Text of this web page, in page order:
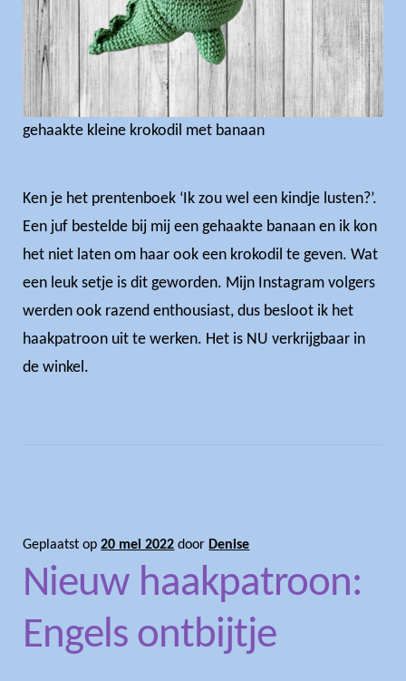
gehaakte kleine krokodil met banaan
Ken je het prentenboek ‘Ik zou wel een kindje lusten?’.
Een juf bestelde bij mij een gehaakte banaan en ik kon
het niet laten om haar ook een krokodil te geven. Wat
een leuk setje is dit geworden. Mijn Instagram volgers
werden ook razend enthousiast, dus besloot ik het
haakpatroon uit te werken. Het is NU verkrijgbaar in
de winkel.
Geplaatst op20 mei 2022 door Denise
Nieuw haakpatroon:
Engels ontbijtje